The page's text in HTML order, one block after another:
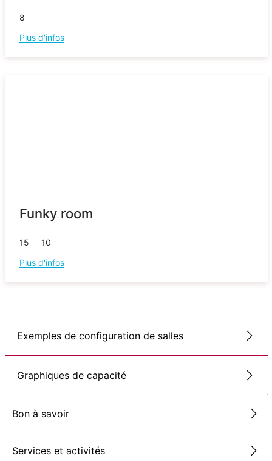
8
Plus d'infos
Funky room
15
10
Plus d'infos
Exemples de configuration de salles
Graphiques de capacité
Bon à savoir
Services et activités